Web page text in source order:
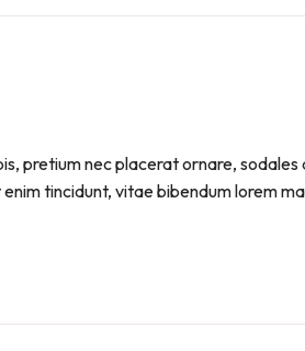
pretium nec placerat ornare,
tincidunt, vitae bibendum lorem